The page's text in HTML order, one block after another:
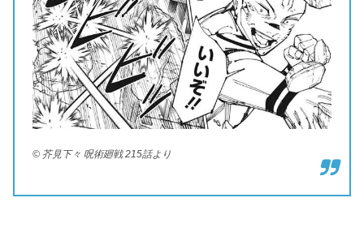
© 芥見下々 呪術廻戦 215話より